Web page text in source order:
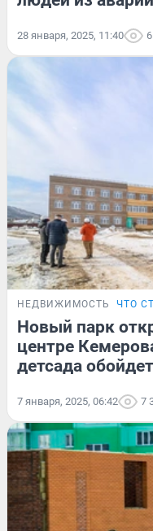
28 января, 2025, 11:40
НЕДВИЖИМОСТЬ ЧТО
Новый парк
центре
детсада
7 января, 2025, 06:42 7